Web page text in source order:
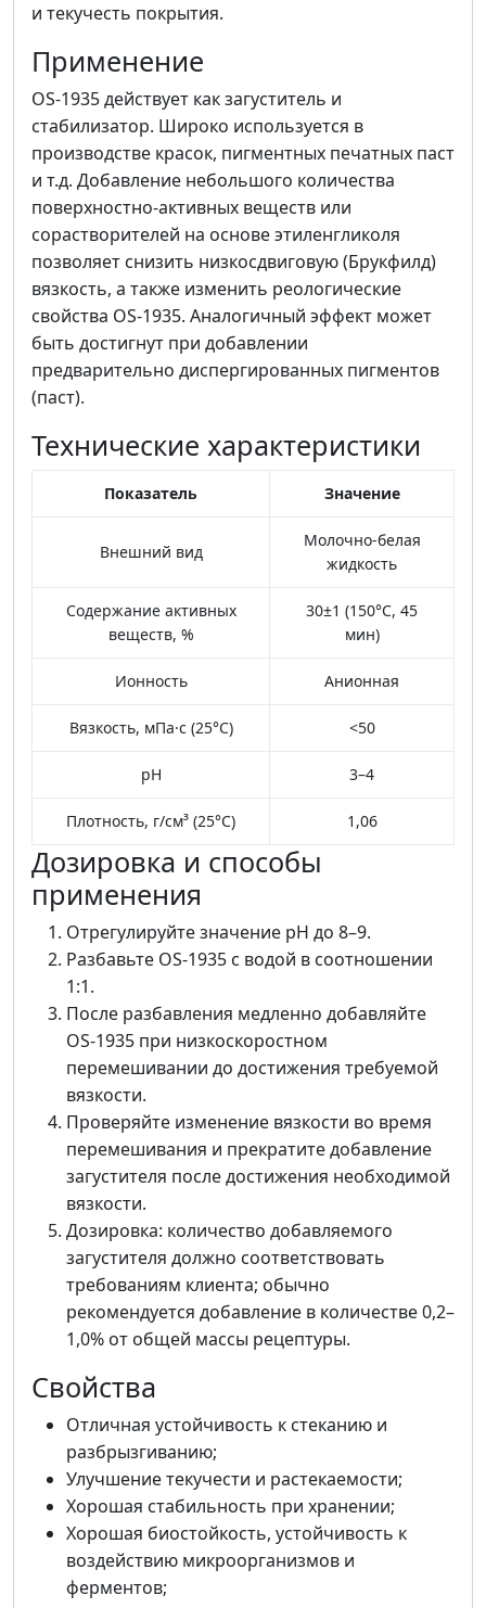
и текучесть покрытия.
Применение
OS-1935 действует как загуститель и
стабилизатор. Широко используется в
производстве красок, пигментных печатных паст
и т.д. Добавление небольшого количества
поверхностно-активных веществ или
сорастворителей на основе этиленгликоля
позволяет снизить низкосдвиговую (Брукфилд)
вязкость, а также изменить реологические
свойства OS-1935. Аналогичный эффект может
быть достигнут при добавлении
предварительно диспергированных пигментов
(паст).
Технические характеристики
Показатель Значение
Внешний вид
Молочно-белая
жидкость
Содержание активных
веществ, %
30±1 (150°C, 45
мин)
Ионность Анионная
Вязкость, мПа·с (25°C) <50
pH 3–4
Плотность, г/см³ (25°C) 1,06
Дозировка и способы
применения
Отрегулируйте значение pH до 8–9.
Разбавьте OS-1935 с водой в соотношении
1:1.
После разбавления медленно добавляйте
OS-1935 при низкоскоростном
перемешивании до достижения требуемой
вязкости.
Проверяйте изменение вязкости во время
перемешивания и прекратите добавление
загустителя после достижения необходимой
вязкости.
Дозировка: количество добавляемого
загустителя должно соответствовать
требованиям клиента; обычно
рекомендуется добавление в количестве 0,2–
1,0% от общей массы рецептуры.
Свойства
Отличная устойчивость к стеканию и
разбрызгиванию;
Улучшение текучести и растекаемости;
Хорошая стабильность при хранении;
Хорошая биостойкость, устойчивость к
воздействию микроорганизмов и
ферментов;